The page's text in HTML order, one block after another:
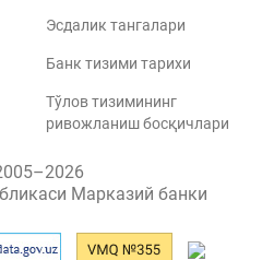
Эсдалик тангалари
Банк тизими тарихи
Тўлов тизимининг
ривожланиш босқичлари
Марказий банки